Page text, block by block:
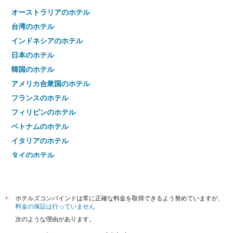
オーストラリアのホテル
台湾のホテル
インドネシアのホテル
日本のホテル
韓国のホテル
アメリカ合衆国のホテル
フランスのホテル
フィリピンのホテル
ベトナムのホテル
イタリアのホテル
タイのホテル
*
ホテルズコンバインドは常に正確な料金を取得できるよう努めていますが、
料金の保証は行っていません
次のような理由があります。